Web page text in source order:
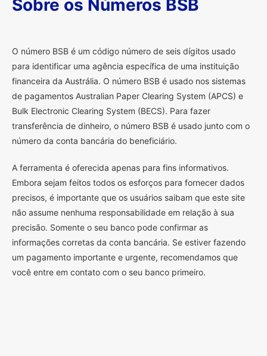
Sobre os Números BSB
O número BSB é um código número de seis dígitos usado
para identificar uma agência específica de uma instituição
financeira da Austrália. O número BSB é usado nos sistemas
de pagamentos Australian Paper Clearing System (APCS) e
Bulk Electronic Clearing System (BECS). Para fazer
transferência de dinheiro, o número BSB é usado junto com o
número da conta bancária do beneficiário.
A ferramenta é oferecida apenas para fins informativos.
Embora sejam feitos todos os esforços para fornecer dados
precisos, é importante que os usuários saibam que este site
não assume nenhuma responsabilidade em relação à sua
precisão. Somente o seu banco pode confirmar as
informações corretas da conta bancária. Se estiver fazendo
um pagamento importante e urgente, recomendamos que
você entre em contato com o seu banco primeiro.